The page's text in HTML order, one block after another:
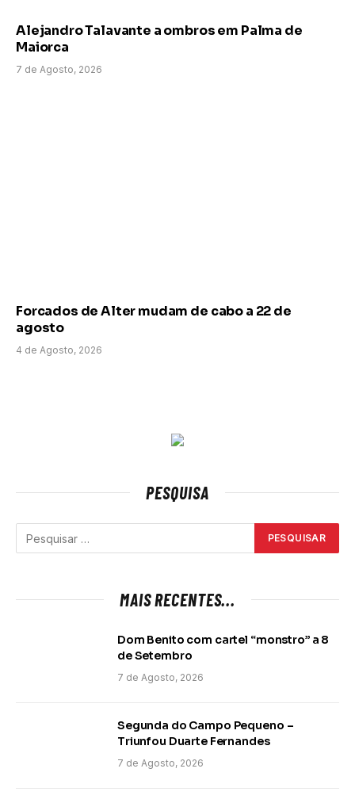
Alejandro Talavante a ombros em Palma de
Maiorca
7 de Agosto, 2026
Forcados de Alter mudam de cabo a 22 de
agosto
4 de Agosto, 2026
PESQUISA
MAIS RECENTES...
Dom Benito com cartel “monstro” a 8
de Setembro
7 de Agosto, 2026
Segunda do Campo Pequeno –
Triunfou Duarte Fernandes
7 de Agosto, 2026